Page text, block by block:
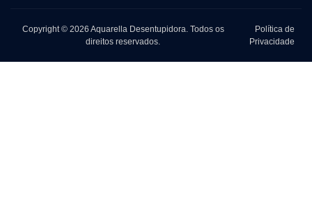
Copyright © 2026 Aquarella Desentupidora. Todos os
direitos reservados.
Política de
Privacidade